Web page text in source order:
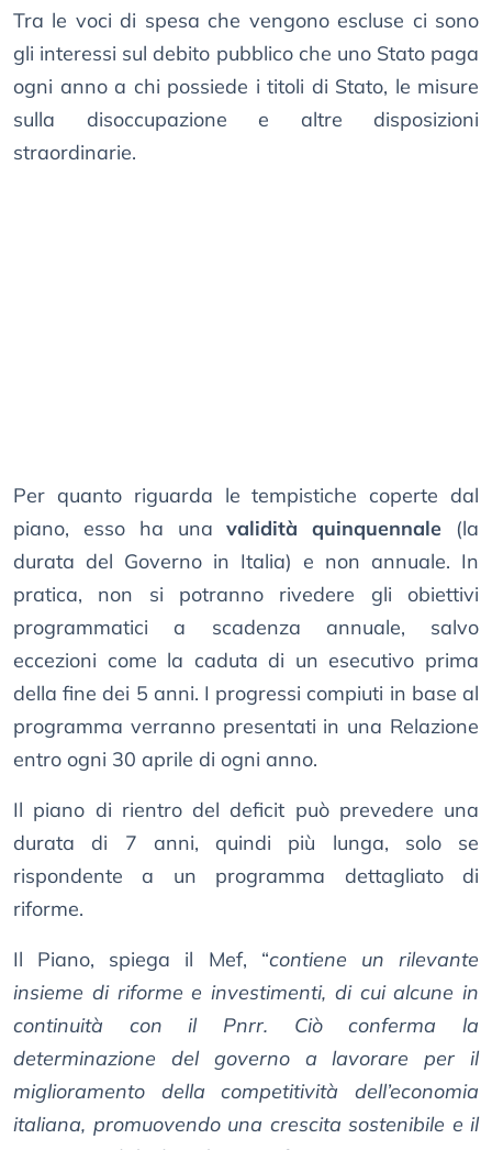
Tra le voci di spesa che vengono escluse ci sono
gli interessi sul debito pubblico che uno Stato paga
ogni anno a chi possiede i titoli di Stato, le misure
sulla disoccupazione e altre disposizioni
straordinarie.
Per quanto riguarda le tempistiche coperte dal
piano, esso ha unavalidità quinquennale (la
durata del Governo in Italia) e non annuale. In
pratica, non si potranno rivedere gli obiettivi
programmatici a scadenza annuale, salvo
eccezioni come la caduta di un esecutivo prima
della fine dei 5 anni. I progressi compiuti in base al
programma verranno presentati in una Relazione
entro ogni 30 aprile di ogni anno.
Il piano di rientro del deficit può prevedere una
durata di 7 anni, quindi più lunga, solo se
rispondente a un programma dettagliato di
riforme.
Il Piano, spiega il Mef, “contiene un rilevante
insieme di riforme e investimenti, di cui alcune in
continuità con il Pnrr. Ciò conferma la
determinazione del governo a lavorare per il
miglioramento della competitività dell’economia
italiana, promuovendo una crescita sostenibile e il